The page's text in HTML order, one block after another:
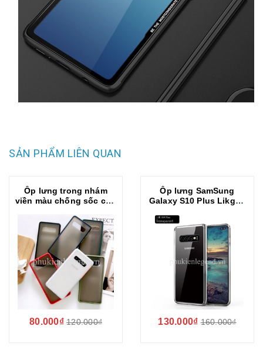
SẢN PHẨM LIÊN QUAN
Ốp lưng trong nhám
viền màu chống sốc cho
Plus
80.000₫ 120.000₫
Ốp lưng SamSung
Galaxy S10 Plus Likgus
130.000₫ 160.000₫